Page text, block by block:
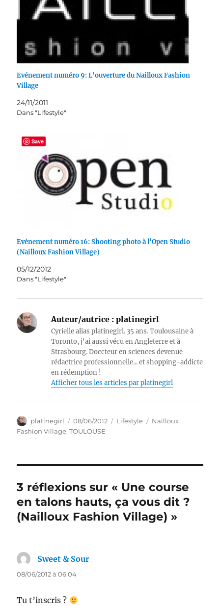
Evénement numéro 9: L’ouverture du Nailloux Fashion
Village
24/11/2011
Dans "Lifestyle"
Evénement numéro 16: Shooting photo à l’Open Studio
(Nailloux Fashion Village)
05/12/2012
Dans "Lifestyle"
Auteur/autrice : platinegirl
Cyrielle alias platinegirl. 35 ans. Toulousaine à
Toronto, j'ai aussi vécu en Angleterre et à
Strasbourg. Doccteur en sciences devenue
rédactrice professionnelle... et shopping-addicte
en rédemption !
Afficher tous les articles par platinegirl
Auteur
platinegirl
Publié
le
08/06/2012 Catégories
Lifestyle Étiquettes
Nailloux
Fashion Village,TOULOUSE
3 réflexions sur « Une course
en talons hauts, ça vous dit ?
(Nailloux Fashion Village) »
Sweet & Sour
08/06/2012 à 06:04
Tu t’inscris ?
Save